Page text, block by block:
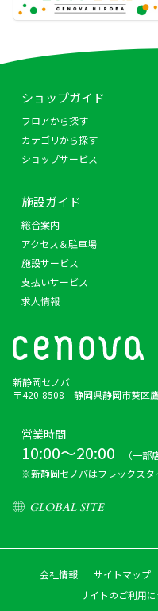
ショップガイド
フロアから探す
カテゴリから探す
ショップサービス
施設ガイド
総合案内
アクセス＆駐車場
施設サービス
支払いサービス
求人情報
新静岡セノバ
〒420-8508 静岡県静岡市葵区
営業時間
10:00～20:00
（一部
※新静岡セノバはフレックス
GLOBAL SITE
会社情報 サイトマップ
サイトのご利用